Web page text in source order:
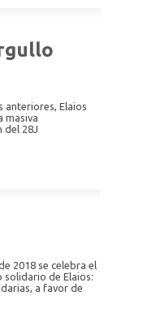
anteriores, Elaios
masiva
del 28J
2018 se celebra el
de Elaios:
a favor de